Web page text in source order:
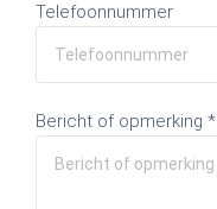
Telefoonnummer
Bericht of opmerking *